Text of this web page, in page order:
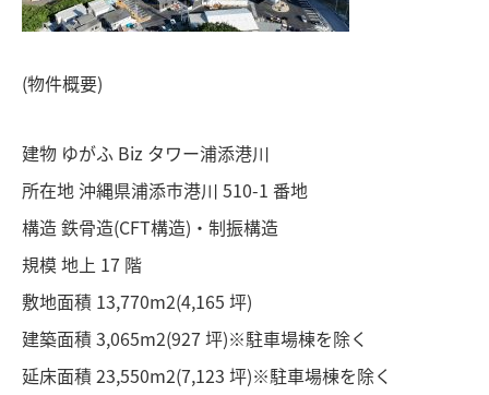
(物件概要)
建物 ゆがふ Biz タワー浦添港川
所在地 沖縄県浦添市港川 510-1 番地
構造 鉄骨造(CFT構造)・制振構造
規模 地上 17 階
敷地面積 13,770m2(4,165 坪)
建築面積 3,065m2(927 坪)※駐車場棟を除く
延床面積 23,550m2(7,123 坪)※駐車場棟を除く